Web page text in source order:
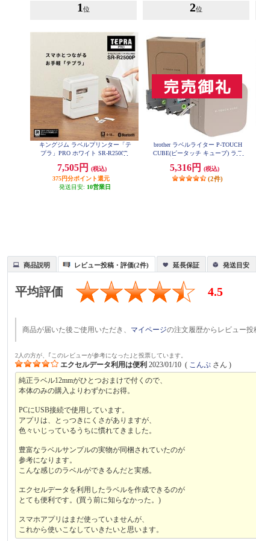
1 位
キングジム ラベルプリンター「テ
プラ」PRO ホワイト SR-R2500P
7,505円
(税込)
375円分ポイント還元
発送目安: 10営業日
2位
brother ラベルライター P-TOUCH
CUBE(ピータッチ キューブ) ラテ
ープ対応 PT-P300BTLT
5,316円 (税込)
(2件)
商品説明 レビュー投稿・評価(2件) 延長保証 発送目安
平均評価 4.5
商品が届いた後ご使用いただき、 マイページの注文履歴からレビュー投
2人の方が、｢このレビューが参考になった｣と投票しています。
エクセルデータ利用は便利 2023/01/10 ( こんぷ さん )
純正ラベル12mmがひとつおまけで付くので、
本体のみの購入よりわずかにお得。
PCにUSB接続で使用しています。
アプリは、とっつきにくさがありますが、
色々いじっているうちに慣れてきました。
豊富なラベルサンプルの実物が同梱されていたのが
参考になります。
こんな感じのラベルができるんだと実感。
エクセルデータを利用したラベルを作成できるのが
とても便利です。(買う前に知らなかった。)
スマホアプリはまだ使っていませんが、
これから使いこなしていきたいと思います。